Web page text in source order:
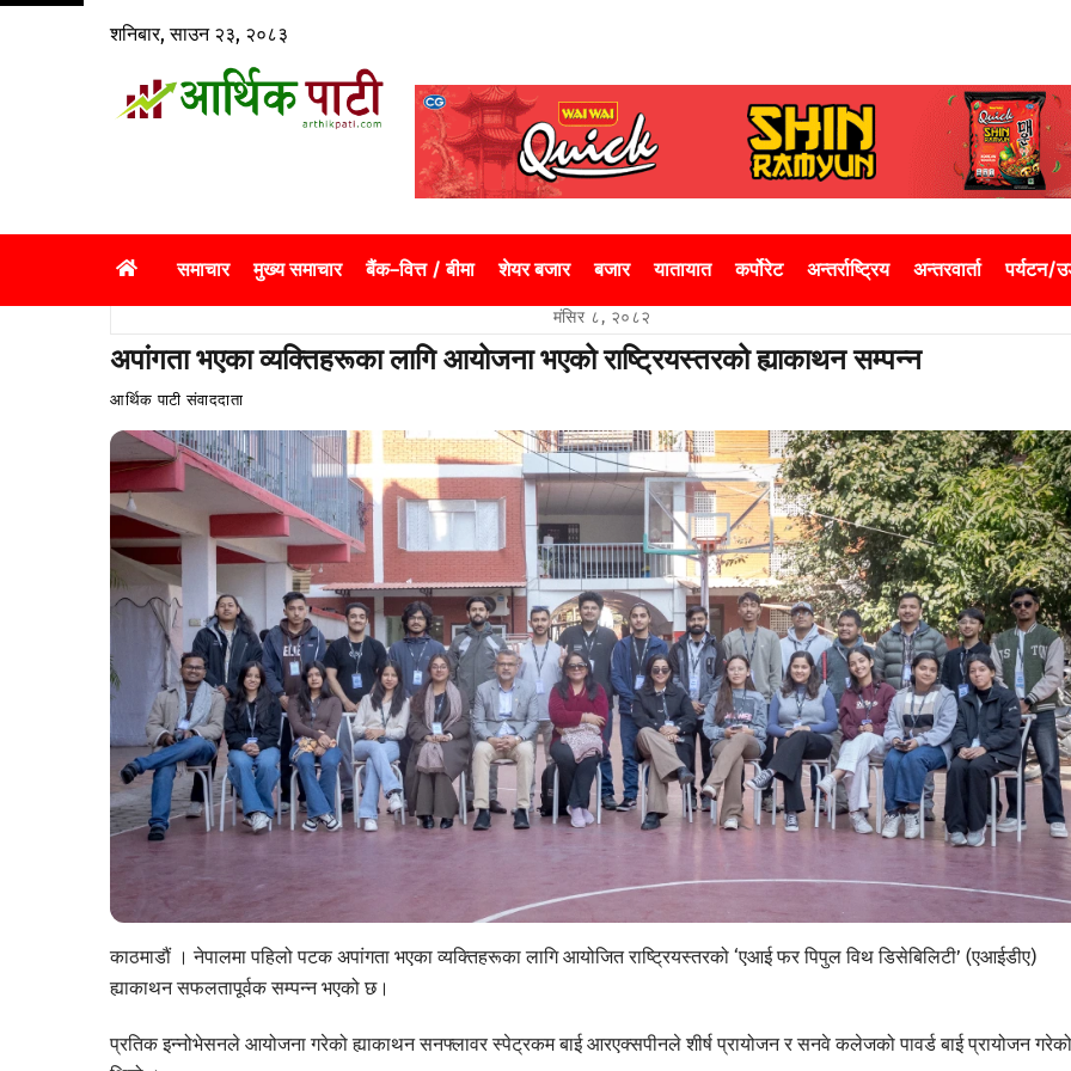
Skip
शनिबार, साउन २३, २०८३
समाचार मुख्य समाचार बैंक–वित्त / बीमा शेयर बजार बजार यातायात कर्पोरेट अन्तर्राष्ट्रिय अन्तरवार्ता पर्यटन/
मंसिर ८, २०८२
अपांगता भएका व्यक्तिहरूका लागि आयोजना भएको राष्ट्रियस्तरको ह्याकाथन सम्पन्न
आर्थिक पाटी संवाददाता
काठमाडौं । नेपालमा पहिलो पटक अपांगता भएका व्यक्तिहरूका लागि आयोजित राष्ट्रियस्तरको ‘एआई फर पिपुल विथ डिसेबिलिटी’ (एआईडीए)
ह्याकाथन सफलतापूर्वक सम्पन्न भएको छ।
प्रतिक इन्नोभेसनले आयोजना गरेको ह्याकाथन सनफ्लावर स्पेट्रकम बाई आरएक्सपीनले शीर्ष प्रायोजन र सनवे कलेजको पावर्ड बाई प्रायोजन गरेको